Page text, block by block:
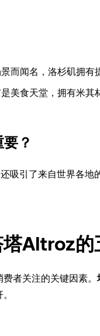
而闻名，洛杉矶拥有
美食天堂，拥有米其
？
吸引了来自世界各
Altroz的
者关注的关键因素。